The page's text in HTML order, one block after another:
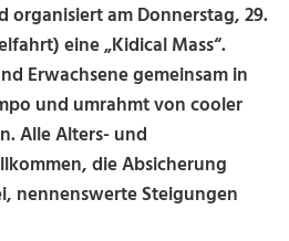
organisiert am Donnerstag, 29.
eine „Kidical Mass“.
Erwachsene gemeinsam in
und umrahmt von cooler
Alle Alters- und
die Absicherung
nennenswerte Steigungen